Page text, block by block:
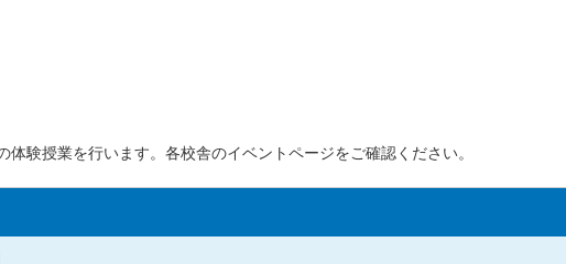
験授業を行います。各校舎のイベントページをご確認ください。